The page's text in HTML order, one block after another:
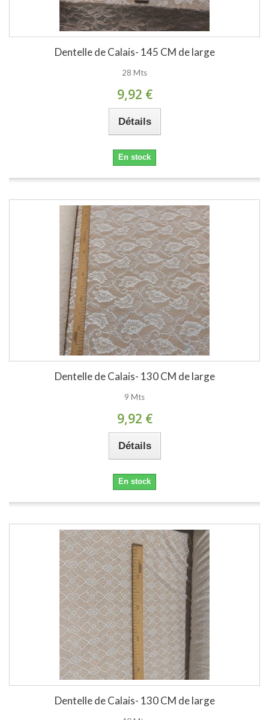
Dentelle de Calais- 145 CM de large
28 Mts
9,92 €
Détails
En stock
Dentelle de Calais- 130 CM de large
9 Mts
9,92 €
Détails
En stock
Dentelle de Calais- 130 CM de large